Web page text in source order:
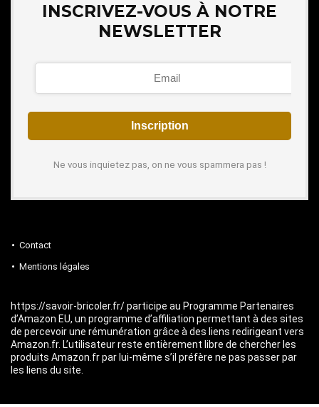
INSCRIVEZ-VOUS À NOTRE
NEWSLETTER
Ne vous inquietez pas, on ne vous spammera pas !
Contact
Mentions légales
https://savoir-bricoler.fr/ participe au Programme Partenaires
d’Amazon EU, un programme d’affiliation permettant à des sites
de percevoir une rémunération grâce à des liens redirigeant vers
Amazon.fr. L’utilisateur reste entièrement libre de chercher les
produits Amazon.fr par lui-même s’il préfère ne pas passer par
les liens du site.